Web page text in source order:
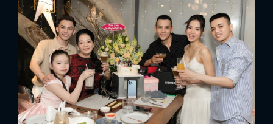
FACEBOOK GOOGLE